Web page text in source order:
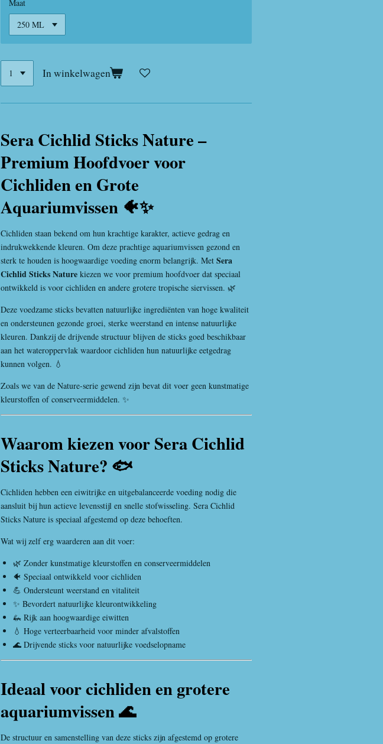
Maat
In winkelwagen
Sera Cichlid Sticks Nature –
Premium Hoofdvoer voor
Cichliden en Grote
Aquariumvissen 🐠✨
Cichliden staan bekend om hun krachtige karakter, actieve gedrag en
indrukwekkende kleuren. Om deze prachtige aquariumvissen gezond en
sterk te houden is hoogwaardige voeding enorm belangrijk. Met Sera
Cichlid Sticks Nature kiezen we voor premium hoofdvoer dat speciaal
ontwikkeld is voor cichliden en andere grotere tropische siervissen. 🌿
Deze voedzame sticks bevatten natuurlijke ingrediënten van hoge kwaliteit
en ondersteunen gezonde groei, sterke weerstand en intense natuurlijke
kleuren. Dankzij de drijvende structuur blijven de sticks goed beschikbaar
aan het wateroppervlak waardoor cichliden hun natuurlijke eetgedrag
kunnen volgen. 💧
Zoals we van de Nature-serie gewend zijn bevat dit voer geen kunstmatige
kleurstoffen of conserveermiddelen. ✨
Waarom kiezen voor Sera Cichlid
Sticks Nature? 🐟
Cichliden hebben een eiwitrijke en uitgebalanceerde voeding nodig die
aansluit bij hun actieve levensstijl en snelle stofwisseling. Sera Cichlid
Sticks Nature is speciaal afgestemd op deze behoeften.
Wat wij zelf erg waarderen aan dit voer:
🌿 Zonder kunstmatige kleurstoffen en conserveermiddelen
🐠 Speciaal ontwikkeld voor cichliden
💪 Ondersteunt weerstand en vitaliteit
✨ Bevordert natuurlijke kleurontwikkeling
🦗 Rijk aan hoogwaardige eiwitten
💧 Hoge verteerbaarheid voor minder afvalstoffen
🌊 Drijvende sticks voor natuurlijke voedselopname
Ideaal voor cichliden en grotere
aquariumvissen 🌊
De structuur en samenstelling van deze sticks zijn afgestemd op grotere